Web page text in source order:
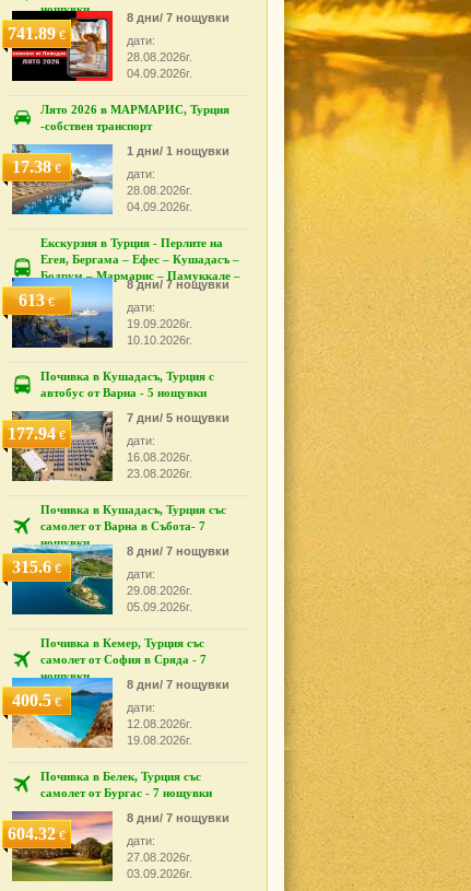
нощувки
741.89€
8 дни/ 7 нощувки
дати:
28.08.2026г.
04.09.2026г.
Лято 2026 в МАРМАРИС, Турция
-собствен транспорт
17.38€
1 дни/ 1 нощувки
дати:
28.08.2026г.
04.09.2026г.
Екскурзия в Турция - Перлите на
Егея, Бергама – Ефес – Кушадасъ –
Бодрум – Мармарис – Памуккале –
Измир
613€
8 дни/ 7 нощувки
дати:
19.09.2026г.
10.10.2026г.
Почивка в Кушадасъ, Турция с
автобус от Варна - 5 нощувки
177.94€
7 дни/ 5 нощувки
дати:
16.08.2026г.
23.08.2026г.
Почивка в Кушадасъ, Турция със
самолет от Варна в Събота- 7
нощувки
315.6€
8 дни/ 7 нощувки
дати:
29.08.2026г.
05.09.2026г.
Почивка в Кемер, Турция със
самолет от София в Сряда - 7
нощувки
400.5€
8 дни/ 7 нощувки
дати:
12.08.2026г.
19.08.2026г.
Почивка в Белек, Турция със
самолет от Бургас - 7 нощувки
604.32€
8 дни/ 7 нощувки
дати:
27.08.2026г.
03.09.2026г.